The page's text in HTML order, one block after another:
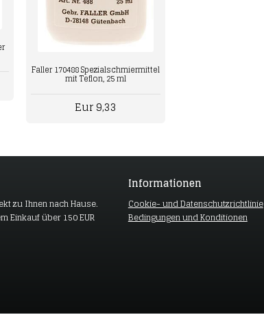
Faller 170488 Spezialschmiermittel
mit Teflon, 25 ml
Eur 9,33
zu Ihnen nach Hause.
Einkauf über 150 EUR
Informationen
Cookie- und Datenschutzrichtlinie
Bedingungen und Konditionen